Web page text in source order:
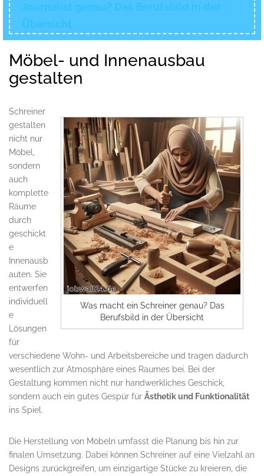
Journalist genau? Das Berufsbild in der
Übersicht
Möbel- und Innenausbau
gestalten
Was macht ein Schreiner genau? Das
Berufsbild in der Übersicht
Schreiner
gestalten
nicht nur
Möbel,
sondern
auch
komplette
Räume
durch
geschickt
e
Innenausb
auten. Sie
entwerfen
individuell
e
Lösungen
für
verschiedene Wohn- und Arbeitsbereiche und tragen dadurch
wesentlich zur Atmosphäre eines Raumes bei. Bei der
Gestaltung kommen nicht nur handwerkliches Geschick,
sondern auch ein gutes Gespür für Ästhetik und Funktionalität
ins Spiel.
Die Herstellung von Möbeln umfasst die Planung bis hin zur
finalen Umsetzung. Dabei können Schreiner auf eine Vielzahl an
Designs zurückgreifen, um einzigartige Stücke zu kreieren, die